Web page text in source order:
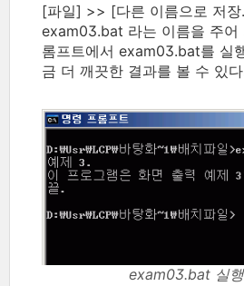
[파일] >> [다른 이름으로 저장
exam03.bat 라는 이름을 주어
롬프트에서 exam03.bat를 실
금 더 깨끗한 결과를 볼 수 있
exam03.bat 실